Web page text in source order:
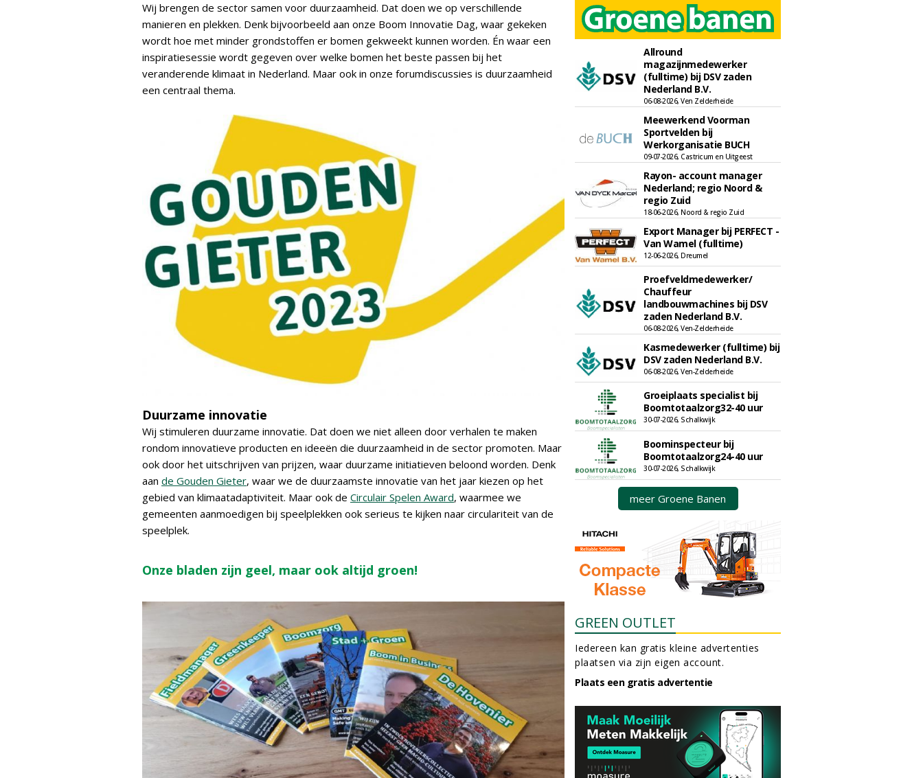
Wij brengen de sector samen voor duurzaamheid. Dat doen we op verschillende
manieren en plekken. Denk bijvoorbeeld aan onze Boom Innovatie Dag, waar gekeken
wordt hoe met minder grondstoffen er bomen gekweekt kunnen worden. Én waar een
inspiratiesessie wordt gegeven over welke bomen het beste passen bij het
veranderende klimaat in Nederland. Maar ook in onze forumdiscussies is duurzaamheid
een centraal thema.
Duurzame innovatie
Wij stimuleren duurzame innovatie. Dat doen we niet alleen door verhalen te maken
rondom innovatieve producten en ideeën die duurzaamheid in de sector promoten. Maar
ook door het uitschrijven van prijzen, waar duurzame initiatieven beloond worden. Denk
aan de Gouden Gieter, waar we de duurzaamste innovatie van het jaar kiezen op het
gebied van klimaatadaptiviteit. Maar ook de Circulair Spelen Award, waarmee we
gemeenten aanmoedigen bij speelplekken ook serieus te kijken naar circulariteit van de
speelplek.
Onze bladen zijn geel, maar ook altijd groen!
Allround
magazijnmedewerker
(fulltime) bij DSV zaden
Nederland B.V.
06-08-2026, Ven Zelderheide
Meewerkend Voorman
Sportvelden bij
Werkorganisatie BUCH
09-07-2026, Castricum en Uitgeest
Rayon- account manager
Nederland; regio Noord &
regio Zuid
18-06-2026, Noord & regio Zuid
Export Manager bij PERFECT -
Van Wamel (fulltime)
12-06-2026, Dreumel
Proefveldmedewerker/
Chauffeur
landbouwmachines bij DSV
zaden Nederland B.V.
06-08-2026, Ven-Zelderheide
Kasmedewerker (fulltime) bij
DSV zaden Nederland B.V.
06-08-2026, Ven-Zelderheide
Groeiplaats specialist bij
Boomtotaalzorg32-40 uur
30-07-2026, Schalkwijk
Boominspecteur bij
Boomtotaalzorg24-40 uur
30-07-2026, Schalkwijk
meer Groene Banen
GREEN OUTLET
Iedereen kan gratis kleine advertenties
plaatsen via zijn eigen account.
Plaats een gratis advertentie